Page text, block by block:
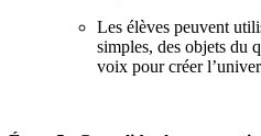
Les élèves peuvent
simples, des objets du
voix pour créer